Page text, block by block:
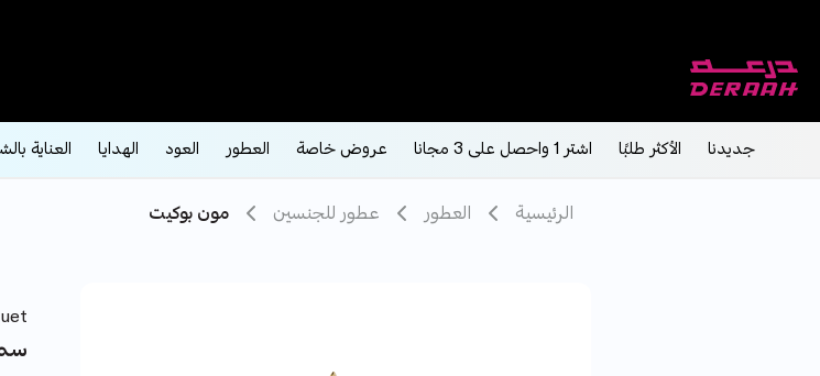
جديدنا الأكثر طلبًا اشتر 1 واحصل على 3 مجانا عروض خاصة العطور العود الهدايا العناية
الرئيسية العطور عطور للجنسين مون بوكيت